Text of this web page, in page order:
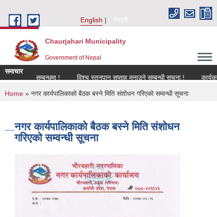
English
नेपाली
Chaurjahari Municipality
Government of Nepal
समाचार
सम्बन्धमा !
विश्च स्तनपान सप्ताह मनाउने सम्बन्धी सूचना ! कार्यक्रममा
You are here
Home » नगर कार्यपालिकाको बैठक बस्ने मिति संशोधन गरिएको सम्वन्धी सूचना
नगर कार्यपालिकाको बैठक बस्ने मिति संशोधन
गरिएको सम्वन्धी सूचना